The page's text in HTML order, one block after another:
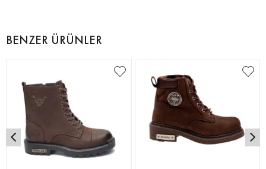
BENZER ÜRÜNLER